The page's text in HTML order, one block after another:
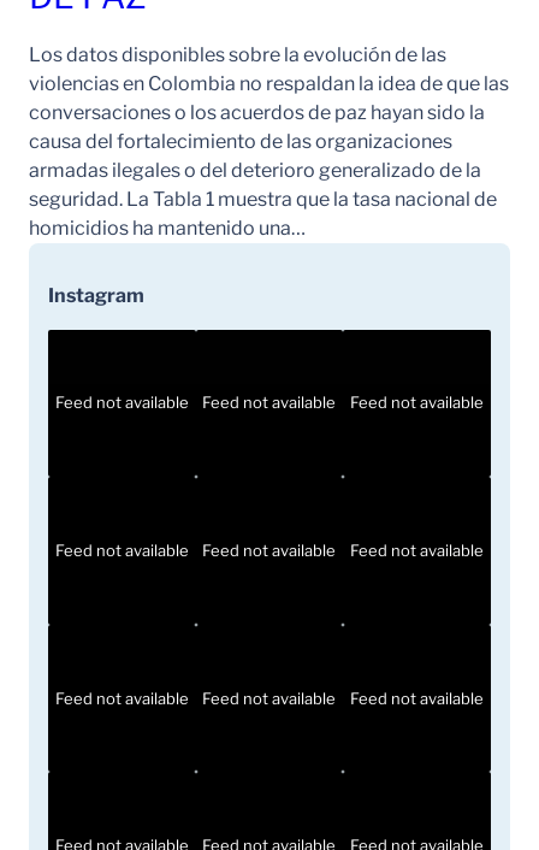
Los datos disponibles sobre la evolución de las
violencias en Colombia no respaldan la idea de que las
conversaciones o los acuerdos de paz hayan sido la
causa del fortalecimiento de las organizaciones
armadas ilegales o del deterioro generalizado de la
seguridad. La Tabla 1 muestra que la tasa nacional de
homicidios ha mantenido una…
Instagram
Feed not available Feed not available Feed not available
Feed not available Feed not available Feed not available
Feed not available Feed not available Feed not available
Feed not available Feed not available Feed not available